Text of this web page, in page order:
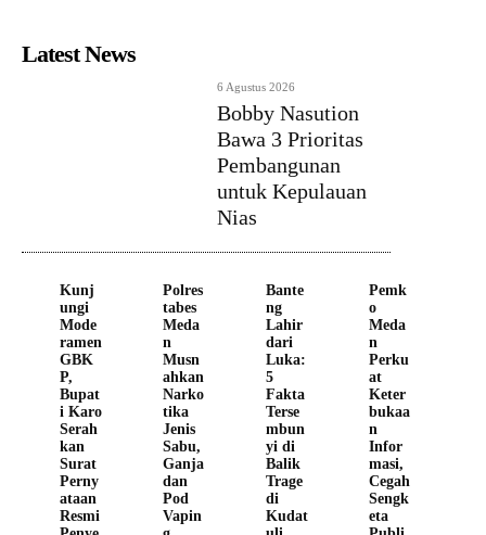
Latest News
6 Agustus 2026
Bobby Nasution
Bawa 3 Prioritas
Pembangunan
untuk Kepulauan
Nias
Kunj
ungi
Mode
ramen
GBK
P,
Bupat
i Karo
Serah
kan
Surat
Perny
ataan
Resmi
Polres
tabes
Meda
n
Musn
ahkan
Narko
tika
Jenis
Sabu,
Ganja
dan
Pod
Vapin
Bante
ng
Lahir
dari
Luka:
5
Fakta
Terse
mbun
yi di
Balik
Trage
di
Kudat
Pemk
o
Meda
n
Perku
at
Keter
bukaa
n
Infor
masi,
Cegah
Sengk
eta